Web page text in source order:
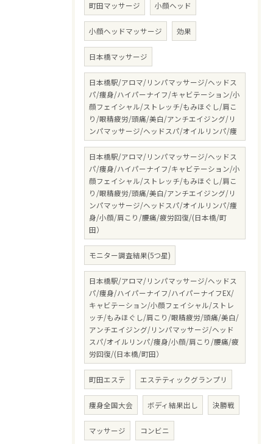
町田マッサージ 小顔ヘッド
小顔ヘッドマッサージ 効果
日本橋マッサージ
日本橋駅/アロマ/リンパマッサージ/ヘッドス
パ/痩身/ハイパーナイフ/キャビテーション/小
顔フェイシャル/ストレッチ/もみほぐし/肩こ
り/眼精疲労/頭痛/美白/アンチエイジング/リ
ンパマッサージ/ヘッドスパ/オイルリンパ/痩
日本橋駅/アロマ/リンパマッサージ/ヘッドス
パ/痩身/ハイパーナイフ/キャビテーション/小
顔フェイシャル/ストレッチ/もみほぐし/肩こ
り/眼精疲労/頭痛/美白/アンチエイジング/リ
ンパマッサージ/ヘッドスパ/オイルリンパ/痩
身/小顔/肩こり/腰痛/疲労回復/(日本橋/町
田）
モニター調査結果(5つ星)
日本橋駅/アロマ/リンパマッサージ/ヘッドス
パ/痩身/ハイパーナイフ/ハイパーナイフEX/
キャビテーション/小顔フェイシャル/ストレ
ッチ/もみほぐし/肩こり/眼精疲労/頭痛/美白/
アンチエイジング/リンパマッサージ/ヘッド
スパ/オイルリンパ/痩身/小顔/肩こり/腰痛/疲
労回復/(日本橋/町田）
町田エステ エステティックグランプリ
痩身全国大会 ボディ結果出し 決勝戦
マッサージ コンビニ